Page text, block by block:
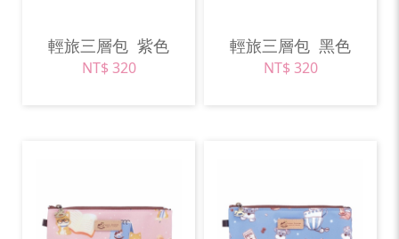
輕旅三層包 紫色
NT$ 320
輕旅三層包 黑色
NT$ 320